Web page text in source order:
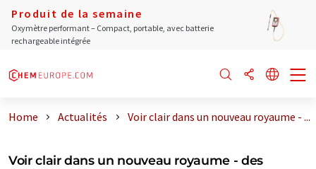
Produit de la semaine
Oxymètre performant – Compact, portable, avec batterie
rechargeable intégrée
Home Actualités Voir clair dans un nouveau royaume - ...
Voir clair dans un nouveau royaume - des